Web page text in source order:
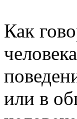
Как
или в